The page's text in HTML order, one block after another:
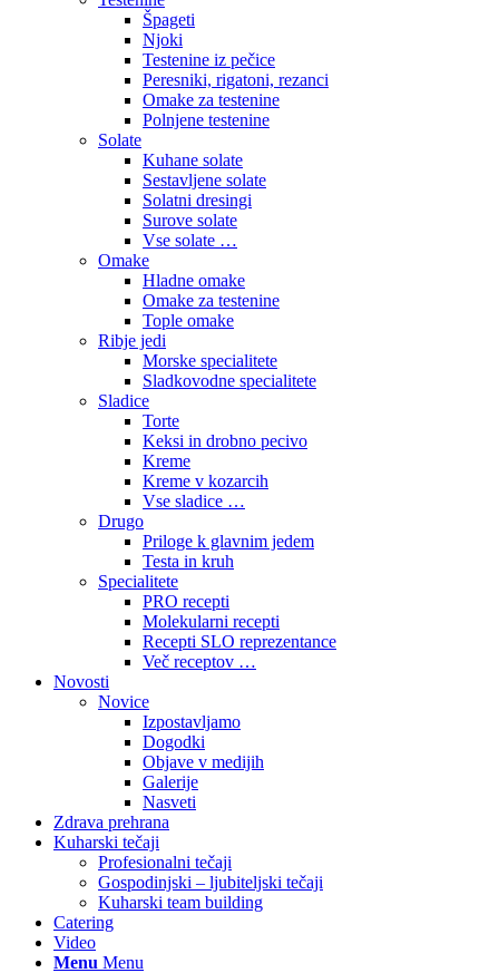
Špageti
Njoki
Testenine iz pečice
Peresniki, rigatoni, rezanci
Omake za testenine
Polnjene testenine
Solate
Kuhane solate
Sestavljene solate
Solatni dresingi
Surove solate
Vse solate …
Omake
Hladne omake
Omake za testenine
Tople omake
Ribje jedi
Morske specialitete
Sladkovodne specialitete
Sladice
Torte
Keksi in drobno pecivo
Kreme
Kreme v kozarcih
Vse sladice …
Drugo
Priloge k glavnim jedem
Testa in kruh
Specialitete
PRO recepti
Molekularni recepti
Recepti SLO reprezentance
Več receptov …
Novosti
Novice
Izpostavljamo
Dogodki
Objave v medijih
Galerije
Nasveti
Zdrava prehrana
Kuharski tečaji
Profesionalni tečaji
Gospodinjski – ljubiteljski tečaji
Kuharski team building
Catering
Video
Menu Menu